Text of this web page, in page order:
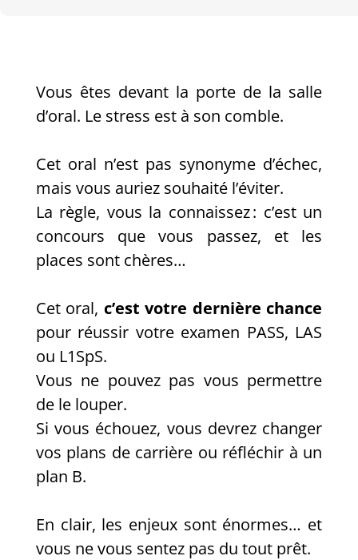
Vous êtes devant la porte de la salle
d’oral. Le stress est à son comble.
Cet oral n’est pas synonyme d’échec,
mais vous auriez souhaité l’éviter.
La règle, vous la connaissez : c’est un
concours que vous passez, et les
places sont chères…
Cet oral, c’est votre dernière chance
pour réussir votre examen PASS, LAS
ou L1SpS.
Vous ne pouvez pas vous permettre
de le louper.
Si vous échouez, vous devrez changer
vos plans de carrière ou réfléchir à un
plan B.
En clair, les enjeux sont énormes… et
vous ne vous sentez pas du tout prêt.